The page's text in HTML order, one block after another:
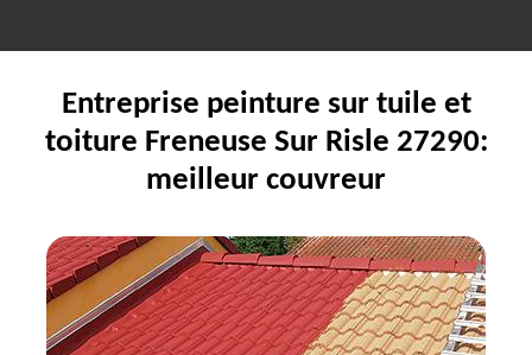
Entreprise peinture sur tuile et
toiture Freneuse Sur Risle 27290:
meilleur couvreur